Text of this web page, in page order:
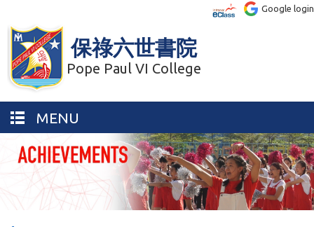
保祿六世書院
Pope Paul VI College
Google login
MENU